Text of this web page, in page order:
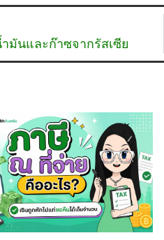
มันและก๊าซจากรัสเซีย